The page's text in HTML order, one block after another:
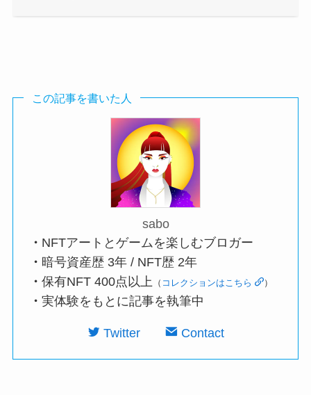
この記事を書いた人
sabo
・ NFTアートとゲームを楽しむブロガー
・ 暗号資産歴 3年 / NFT歴 2年
・保有NFT 400点以上 （ コレクションはこちら ）
・実体験をもとに記事を執筆中
Twitter Contact